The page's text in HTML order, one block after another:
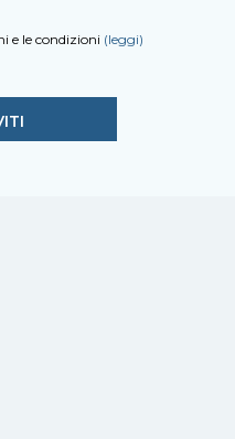
e le condizioni (leggi)